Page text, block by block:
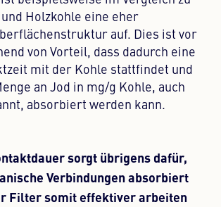
Holzkohle eine eher
auf. Dies ist vor
von Vorteil, dass dadurch eine
mit der Kohle stattfindet und
an Jod in mg/g Kohle, auch
absorbiert werden kann.
sorgt übrigens dafür,
Verbindungen absorbiert
Filter somit effektiver arbeiten